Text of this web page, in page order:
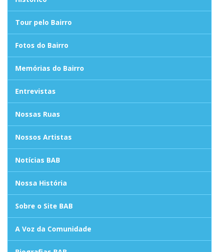
Tour pelo Bairro
Fotos do Bairro
Memórias do Bairro
Entrevistas
Nossas Ruas
Nossos Artistas
Notícias BAB
Nossa História
Sobre o Site BAB
A Voz da Comunidade